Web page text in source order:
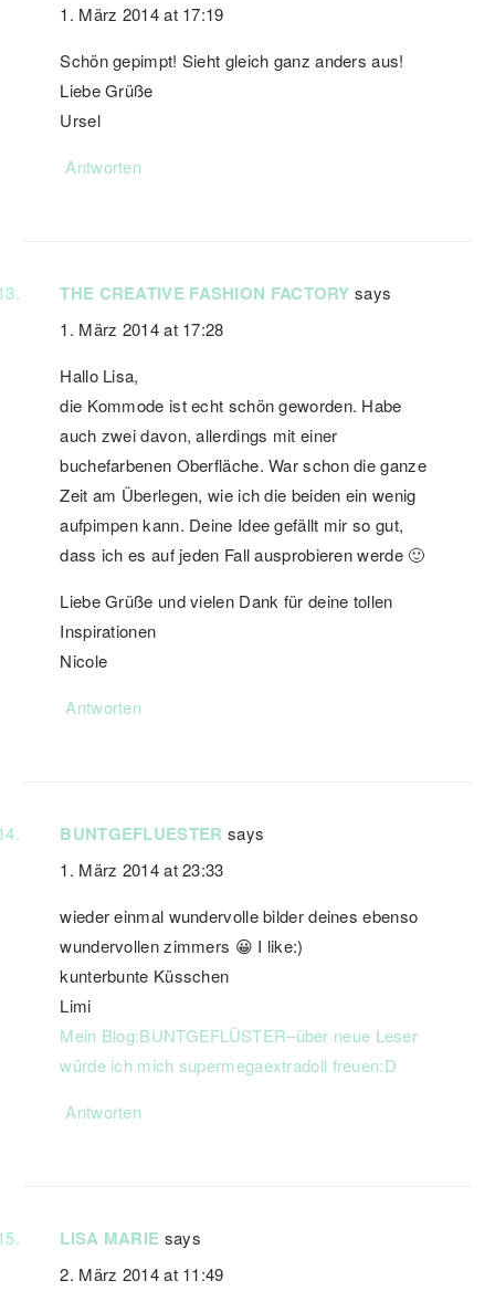
1. März 2014 at 17:19
Schön gepimpt! Sieht gleich ganz anders aus!
Liebe Grüße
Ursel
Antworten
THE CREATIVE FASHION FACTORY says
1. März 2014 at 17:28
Hallo Lisa,
die Kommode ist echt schön geworden. Habe
auch zwei davon, allerdings mit einer
buchefarbenen Oberfläche. War schon die ganze
Zeit am Überlegen, wie ich die beiden ein wenig
aufpimpen kann. Deine Idee gefällt mir so gut,
dass ich es auf jeden Fall ausprobieren werde 🙂
Liebe Grüße und vielen Dank für deine tollen
Inspirationen
Nicole
Antworten
BUNTGEFLUESTER says
1. März 2014 at 23:33
wieder einmal wundervolle bilder deines ebenso
wundervollen zimmers 😀 I like:)
kunterbunte Küsschen
Limi
Mein Blog:BUNTGEFLÜSTER–über neue Leser
würde ich mich supermegaextradoll freuen:D
Antworten
LISA MARIE says
2. März 2014 at 11:49